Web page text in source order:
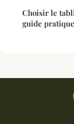
Choisir le
guide pratique